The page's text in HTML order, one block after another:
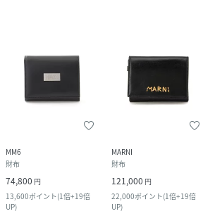
MM6
財布
74,800 円
13,600ポイント(1倍+19倍
UP)
MARNI
財布
121,000 円
22,000ポイント(1倍+19倍
UP)